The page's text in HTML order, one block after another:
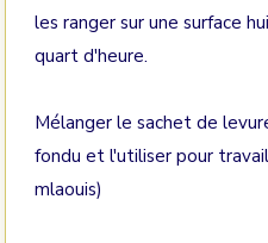
les ranger sur une surface
quart d'heure.
Mélanger le sachet de
fondu et l'utiliser pour
mlaouis)